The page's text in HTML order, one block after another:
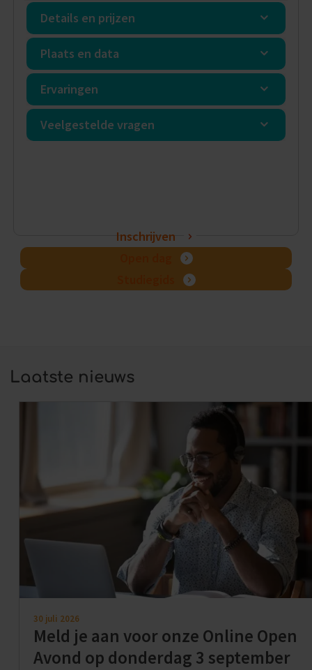
Details en prijzen
Plaats en data
Ervaringen
Veelgestelde vragen
Inschrijven
Laatste nieuws
30 juli 2026
Meld je aan voor onze Online Open
Avond op donderdag 3 september